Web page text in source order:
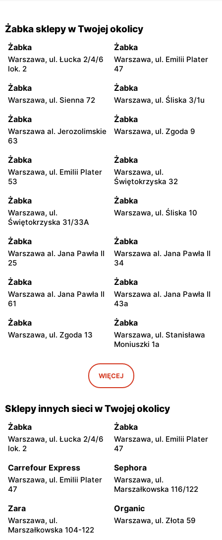
Żabka sklepy w Twojej okolicy
Żabka
Warszawa, ul. Łucka 2/4/6
lok. 2
Żabka
Warszawa, ul. Emilii Plater
47
Żabka
Warszawa, ul. Sienna 72
Żabka
Warszawa, ul. Śliska 3/1u
Żabka
Warszawa al. Jerozolimskie
63
Żabka
Warszawa, ul. Zgoda 9
Żabka
Warszawa, ul. Emilii Plater
53
Żabka
Warszawa, ul.
Świętokrzyska 32
Żabka
Warszawa, ul.
Świętokrzyska 31/33A
Żabka
Warszawa, ul. Śliska 10
Żabka
Warszawa al. Jana Pawła II
25
Żabka
Warszawa al. Jana Pawła II
34
Żabka
Warszawa al. Jana Pawła II
61
Żabka
Warszawa al. Jana Pawła II
43a
Żabka
Warszawa, ul. Zgoda 13
Żabka
Warszawa, ul. Stanisława
Moniuszki 1a
Świętokrzyska 0 Stacja
Żabka
Warszawa, ul. Grzybowska
5
Żabka
Łódź, ul. Żurawia 14
Żabka
Warszawa, ul. Żurawia 18
Żabka Żabka
104
Żabka
2
Żabka
Żabka Żabka
WIĘCEJ
Sklepy innych sieci w Twojej okolicy
Żabka
Warszawa, ul. Łucka 2/4/6
lok. 2
Żabka
Warszawa, ul. Emilii Plater
47
Carrefour Express
Warszawa, ul. Emilii Plater
47
Sephora
Warszawa, ul.
Marszałkowska 116/122
Zara
Warszawa, ul.
Marszałkowska 104-122
Organic
Warszawa, ul. Złota 59